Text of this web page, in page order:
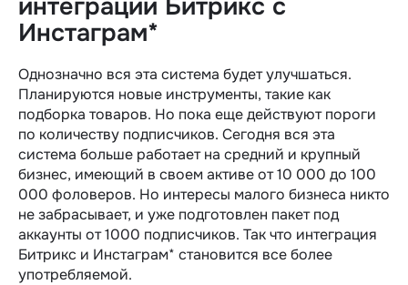
Инстаграм*
Однозначно вся эта система будет улучшаться.
Планируются новые инструменты, такие как
подборка товаров. Но пока еще действуют пороги
по количеству подписчиков. Сегодня вся эта
система больше работает на средний и крупный
бизнес, имеющий в своем активе от 10 000 до 100
000 фоловеров. Но интересы малого бизнеса никто
не забрасывает, и уже подготовлен пакет под
аккаунты от 1000 подписчиков. Так что интеграция
Битрикс и Инстаграм* становится все более
употребляемой.